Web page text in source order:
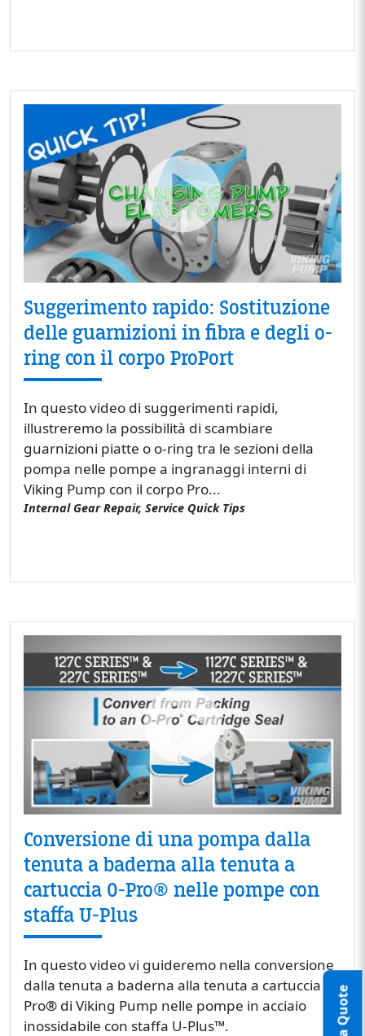
Suggerimento rapido: Sostituzione
delle guarnizioni in fibra e degli o-
ring con il corpo ProPort
In questo video di suggerimenti rapidi,
illustreremo la possibilità di scambiare
guarnizioni piatte o o-ring tra le sezioni della
pompa nelle pompe a ingranaggi interni di
Viking Pump con il corpo Pro...
Internal Gear Repair, Service Quick Tips
Conversione di una pompa dalla
tenuta a baderna alla tenuta a
cartuccia O-Pro® nelle pompe con
staffa U-Plus
In questo video vi guideremo nella conversione
dalla tenuta a baderna alla tenuta a cartuccia O-
Pro® di Viking Pump nelle pompe in acciaio
inossidabile con staffa U-Plus™.